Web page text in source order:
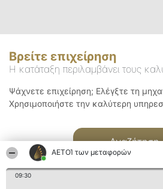
ΑΕΤΟΊ των μεταφορών
09:30
Βρείτε επιχείρηση
Η κατάταξη περιλαμβάνει τους
Ψάχνετε επιχείρηση; Ελέγξτε τη
Χρησιμοποιήστε την καλύτερη
Αναζήτηση